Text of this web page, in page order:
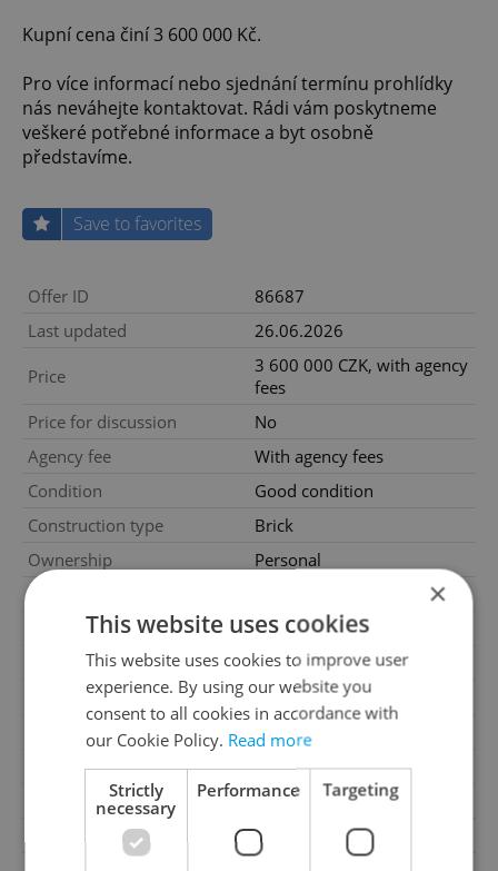
Kupní cena činí 3 600 000 Kč.
Pro více informací nebo sjednání termínu prohlídky
nás neváhejte kontaktovat. Rádi vám poskytneme
veškeré potřebné informace a byt osobně
představíme.
Save to favorites
Offer ID
86687
Last updated
26.06.2026
Price
3 600 000 CZK, with agency
fees
Price for discussion
No
Agency fee
With agency fees
Condition
Good condition
Construction type
Brick
Ownership
Personal
Floor
Number of floors
3
Usable area
57m2
Move-in date
01.07.2026
No
Parking
No
No
No
×
This website uses cookies
This website uses cookies to improve user
experience. By using our website you
consent to all cookies in accordance with
our Cookie Policy. Read more
Strictly
necessary
Performance Targeting